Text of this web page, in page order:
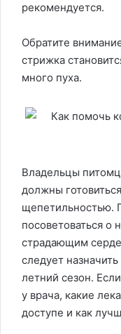
рекомендуется.
Обратите
стрижка
много пуха.
Владельцы
должны
щепетильностью.
посоветоваться
страдающим
следует
летний сезон.
у врача, какие
доступе и как